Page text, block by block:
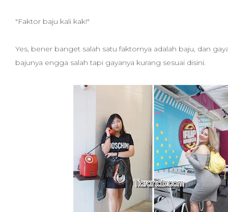
"Faktor baju kali kak!"
Yes, bener banget salah satu faktornya adalah baju, dan
bajunya engga salah tapi gayanya kurang sesuai disini.